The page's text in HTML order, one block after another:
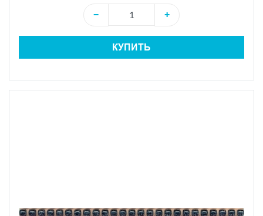
−
+
КУПИТЬ